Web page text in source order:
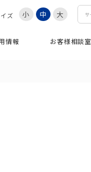
ズ 小 中 大
情報 お客様相談室